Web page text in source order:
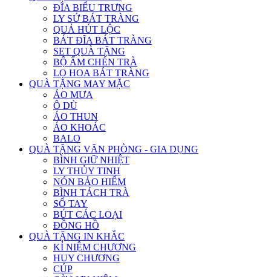
ĐĨA BIỂU TRƯNG
LY SỨ BÁT TRÀNG
QUẢ HÚT LỘC
BÁT ĐĨA BÁT TRÀNG
SET QUÀ TẶNG
BỘ ẤM CHÉN TRÀ
LỌ HOA BÁT TRÀNG
QUÀ TẶNG MAY MẶC
ÁO MƯA
Ô DÙ
ÁO THUN
ÁO KHOÁC
BALO
QUÀ TẶNG VĂN PHÒNG - GIA DỤNG
BÌNH GIỮ NHIỆT
LY THỦY TINH
NÓN BẢO HIỂM
BÌNH TÁCH TRÀ
SỔ TAY
BÚT CÁC LOẠI
ĐỒNG HỒ
QUÀ TẶNG IN KHẮC
KỈ NIỆM CHƯƠNG
HUY CHƯƠNG
CÚP